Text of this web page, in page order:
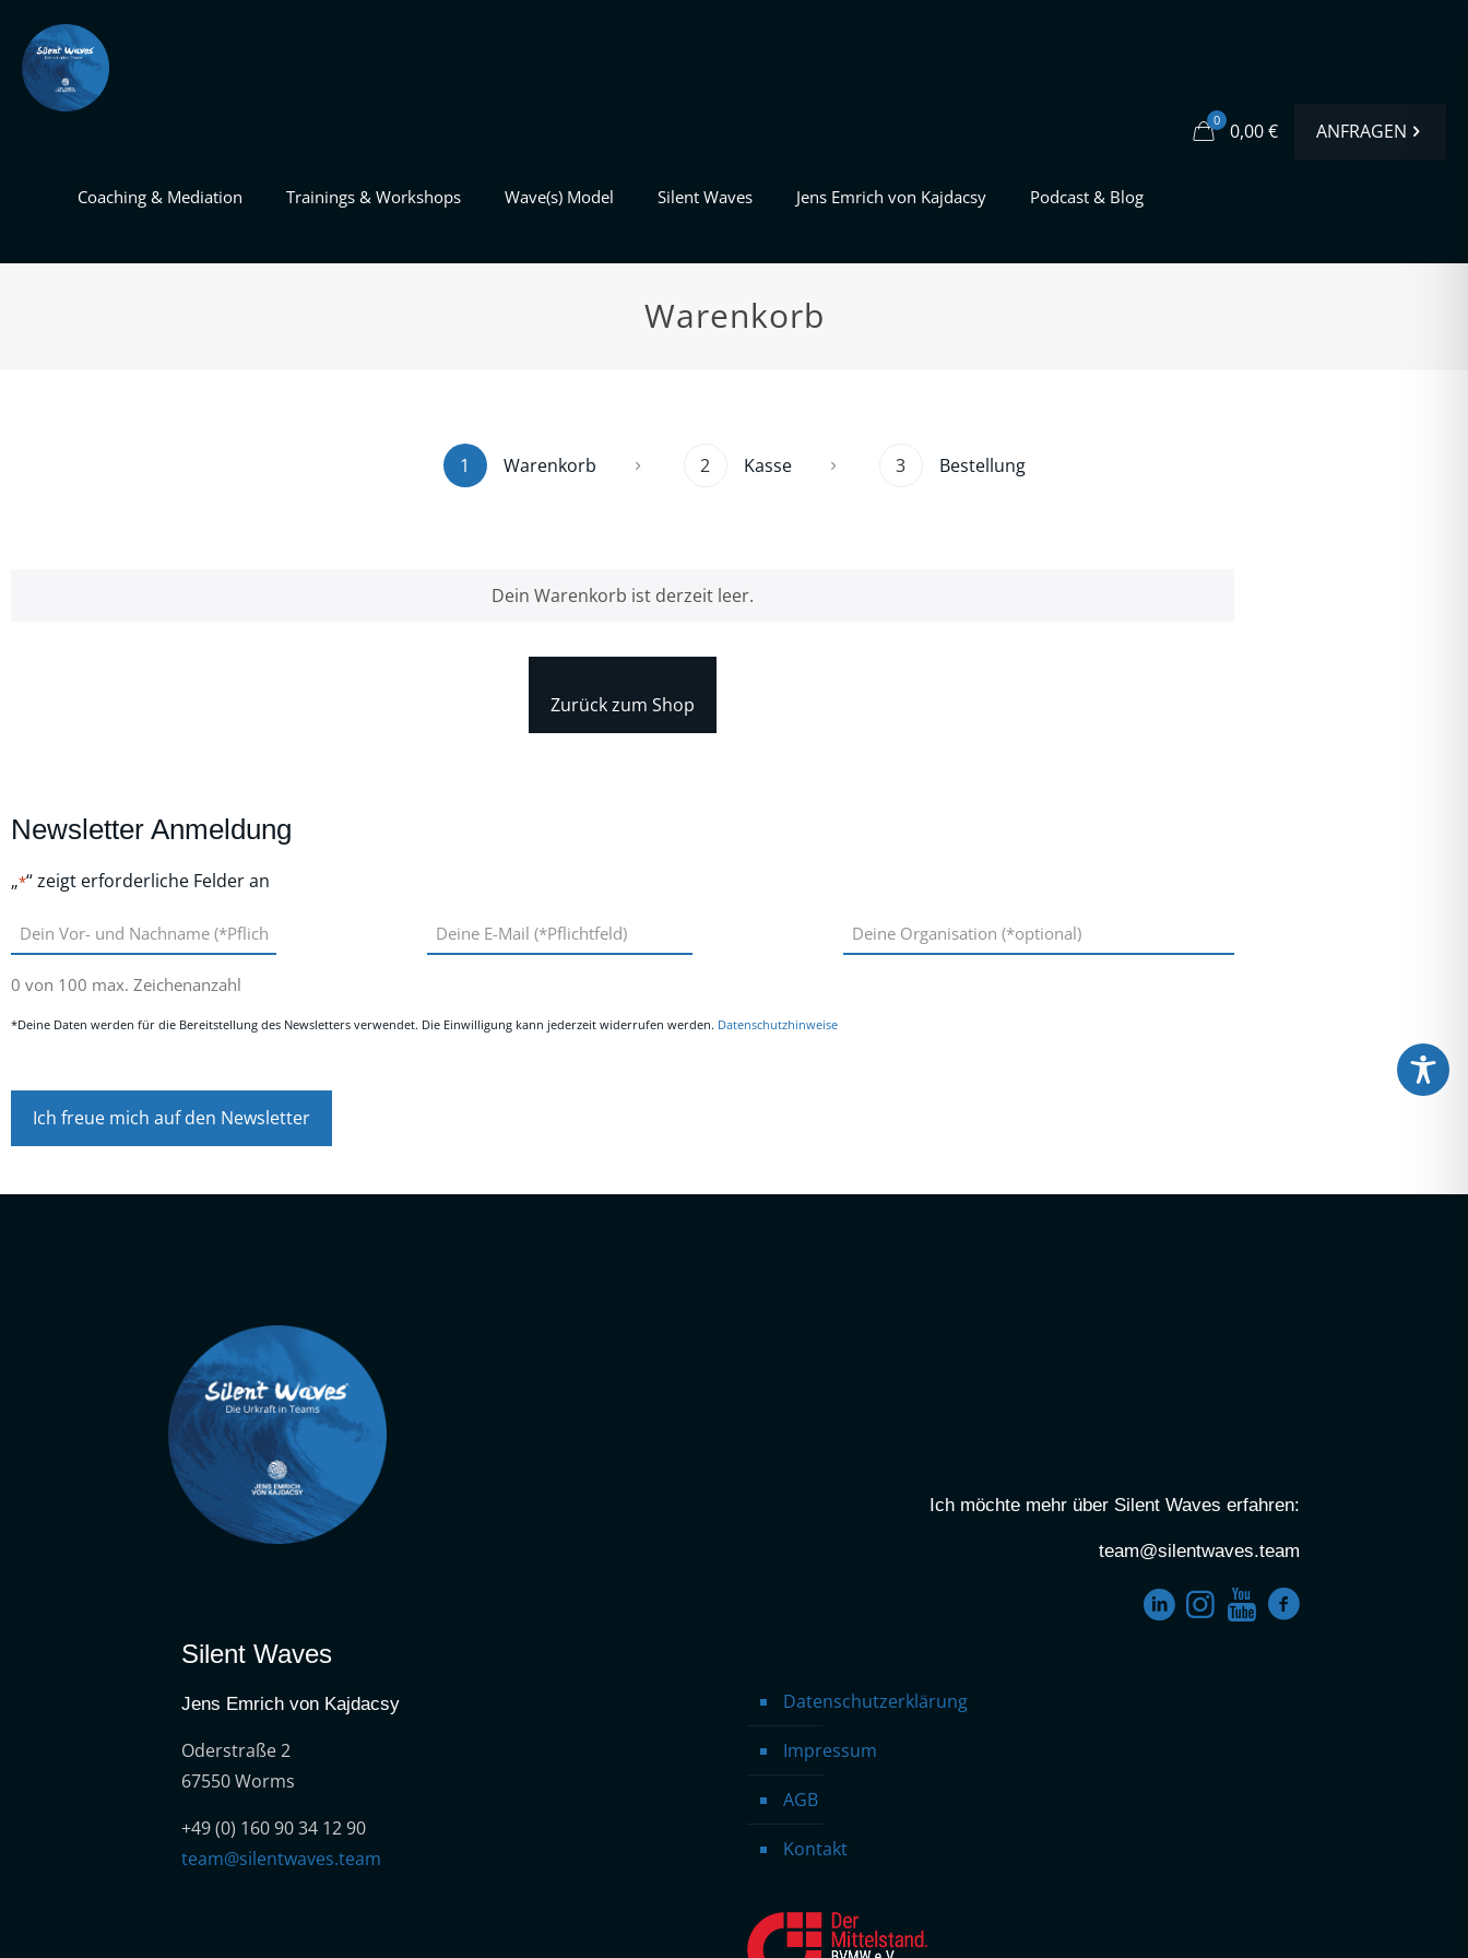
Coaching & Mediation Trainings & Workshops Wave(s) Model Silent Waves Jens Emrich von Kajdacsy Podcast & Blog
0 0,00 € ANFRAGEN
Warenkorb
1 Warenkorb 2 Kasse 3 Bestellung
Dein Warenkorb ist derzeit leer.
Zurück zum Shop
Newsletter Anmeldung
„*“ zeigt erforderliche Felder an
Vor-
und
Nachname
*
0 von 100 max. Zeichenanzahl
E-
Mail
Organisation
*Deine Daten werden für die Bereitstellung des Newsletters verwendet. Die Einwilligung kann jederzeit widerrufen werden. Datenschutzhinweise
Silent Waves
Jens Emrich von Kajdacsy
Oderstraße 2
67550 Worms
+49 (0) 160 90 34 12 90
team@silentwaves.team
Ich möchte mehr über Silent Waves erfahren:
team@silentwaves.team
Datenschutzerklärung
Impressum
AGB
Kontakt